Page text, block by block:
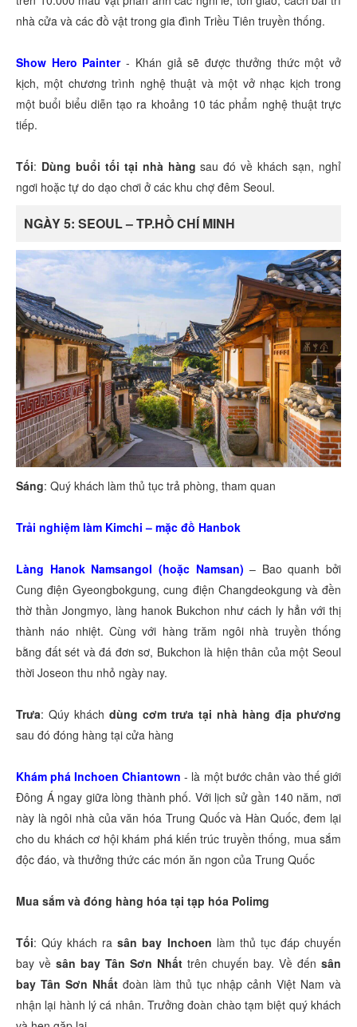
nhà cửa và các đồ vật trong gia đình Triều Tiên truyền thống.
Show Hero Painter- Khán giả sẽ được thưởng thức một vở
kịch, một chương trình nghệ thuật và một vở nhạc kịch trong
một buổi biểu diễn tạo ra khoảng 10 tác phẩm nghệ thuật trực
tiếp.
Tối: Dùng buổi tối tại nhà hàng sau đó về khách sạn, nghỉ
ngơi hoặc tự do dạo chơi ở các khu chợ đêm Seoul.
NGÀY 5: SEOUL – TP.HỒ CHÍ MINH
Sáng: Quý khách làm thủ tục trả phòng, tham quan
Trải nghiệm làm Kimchi – mặc đồ Hanbok
Làng Hanok Namsangol (hoặc Namsan) – Bao quanh bởi
Cung điện Gyeongbokgung, cung điện Changdeokgung và đền
thờ thần Jongmyo, làng hanok Bukchon như cách ly hẳn với thị
thành náo nhiệt. Cùng với hàng trăm ngôi nhà truyền thống
bằng đất sét và đá đơn sơ, Bukchon là hiện thân của một Seoul
thời Joseon thu nhỏ ngày nay.
Trưa: Qúy khách dùng cơm trưa tại nhà hàng địa phương
sau đó đóng hàng tại cửa hàng
Khám phá Inchoen Chiantown- là một bước chân vào thế giới
Đông Á ngay giữa lòng thành phố. Với lịch sử gần 140 năm, nơi
này là ngôi nhà của văn hóa Trung Quốc và Hàn Quốc, đem lại
cho du khách cơ hội khám phá kiến trúc truyền thống, mua sắm
độc đáo, và thưởng thức các món ăn ngon của Trung Quốc
Mua sắm và đóng hàng hóa tại tạp hóa Polimg
Tối: Qúy khách rasân bay Inchoen làm thủ tục đáp chuyến
bay về sân bay Tân Sơn Nhất trên chuyến bay. Về đến sân
bay Tân Sơn Nhất đoàn làm thủ tục nhập cảnh Việt Nam và
nhận lại hành lý cá nhân. Trưởng đoàn chào tạm biệt quý khách